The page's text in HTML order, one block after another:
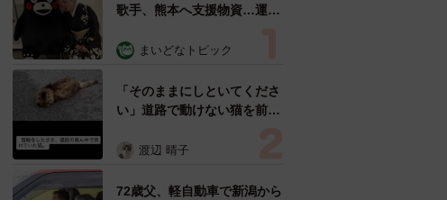
歌手、熊本へ支援物資…運搬
めらい 「痛いほど伝わる」
まいどなトピック
「そのままにしといてくださ
い」道路で動けない猫を前に
ようとした4日間 「命の重
表の訴え
渡辺 晴子
72歳父、軽自動車で新潟から